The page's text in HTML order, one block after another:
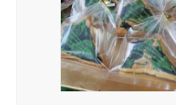
Kek Birthday
Kek Fondant 3d
Kek Hantaran